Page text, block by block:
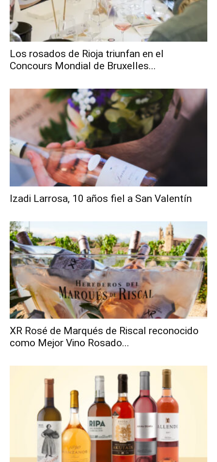
Los rosados de Rioja triunfan en el
Concours Mondial de Bruxelles...
Izadi Larrosa, 10 años fiel a San Valentín
XR Rosé de Marqués de Riscal reconocido
como Mejor Vino Rosado...